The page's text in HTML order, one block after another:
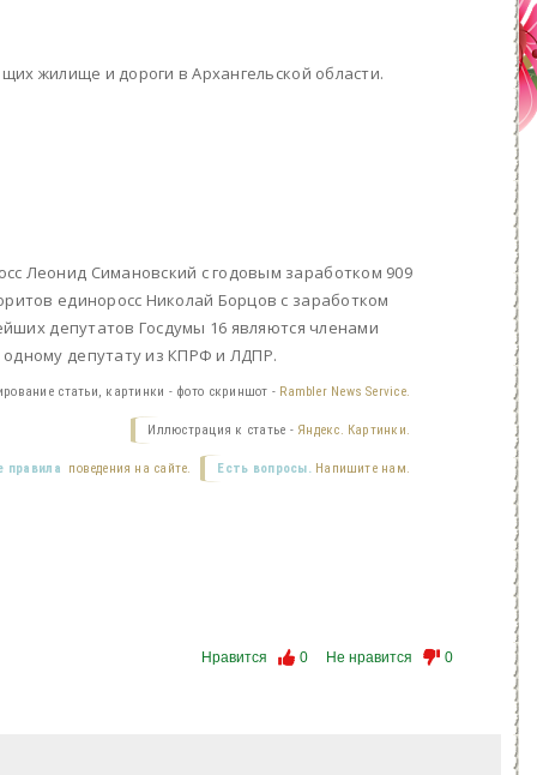
жилище и дороги в Архангельской области.
Леонид Симановский с годовым заработком 909
единоросс Николай Борцов с заработком
депутатов Госдумы 16 являются членами
депутату из КПРФ и ЛДПР.
статьи, картинки - фото скриншот - Rambler News Service.
Иллюстрация к статье - Яндекс. Картинки.
Есть вопросы. Напишите нам.
правила поведения на сайте.
Нравится 0 Не нравится 0